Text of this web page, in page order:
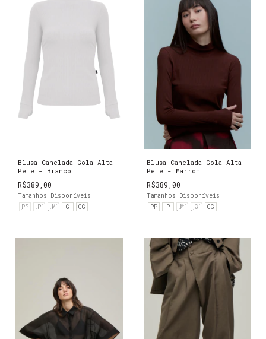
Blusa Canelada Gola Alta
Pele - Branco
R$389,00
Tamanhos Disponíveis
PP
P M G GG
Blusa Canelada Gola Alta
Pele - Marrom
R$389,00
Tamanhos Disponíveis
PP
P M G GG